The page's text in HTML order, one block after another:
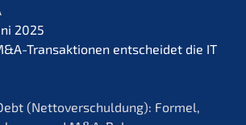
2025
Transaktionen entschei­det die IT
(Netto­ver­schul­dung): Formel,